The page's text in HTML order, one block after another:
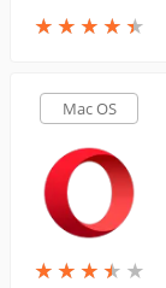
★ ★ ★ ★ ★
★ ★ ★ ★ ★
Mac OS
★ ★ ★ ★ ★
★ ★ ★ ★ ★